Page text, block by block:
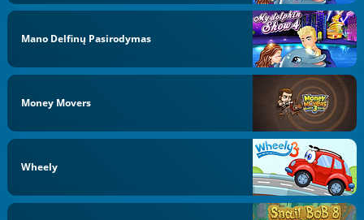
Mano Delfinų Pasirodymas
Money Movers
Wheely